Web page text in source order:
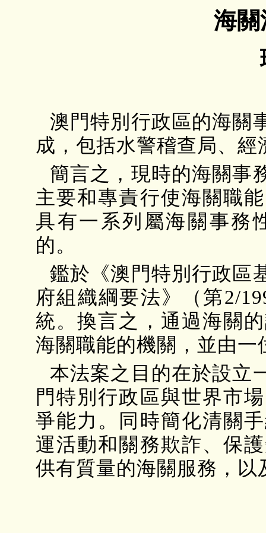
海關
澳門特別行政區的海關
成，包括水警稽查局、
簡言之，現時的海關事
主要和專責行使海關職
具有一系列屬海關事務
的。
鑑於《澳門特別行政區
府組織綱要法》（第2/
統。換言之，通過海關
海關職能的機關，並由一
本法案之目的在於設立
門特別行政區與世界市
爭能力。同時簡化清關
運活動和關務欺詐、保
供有質量的海關服務，以